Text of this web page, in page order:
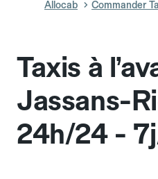
Allocab Commander
Taxis à
Jassans-
24h/24 -